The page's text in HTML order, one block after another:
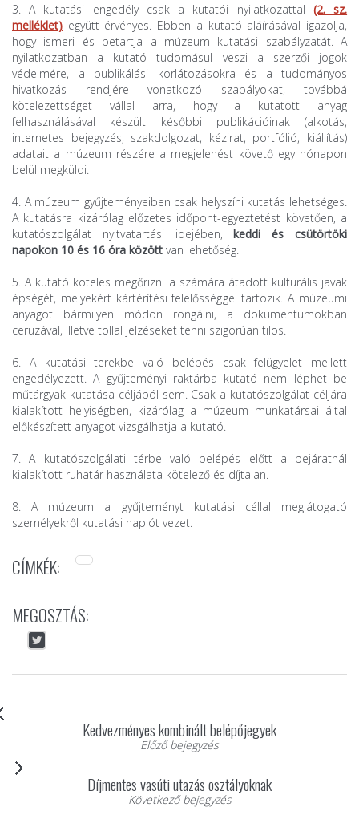
3. A kutatási engedély csak a kutatói nyilatkozattal (2. sz.
melléklet) együtt érvényes. Ebben a kutató aláírásá­val igazolja,
hogy ismeri és betartja a múzeum kutatási szabályzatát. A
nyilatkozatban a kutató tudomásul veszi a szerzői jogok
védelmére, a publikálási korláto­zásokra és a tudományos
hivatkozás rendjére vonatkozó szabályokat, továbbá
kötelezettséget vállal arra, hogy a kutatott anyag
felhasználásával készült későbbi publikációinak (alkotás,
internetes bejegyzés, szakdolgozat, kézirat, portfólió, kiállítás)
adatait a múzeum részére a megjelenést követő egy hónapon
belül megküldi.
4. A múzeum gyűjteményeiben csak helyszíni kutatás lehetséges.
A kutatásra kizárólag előzetes időpont-egyeztetést követően, a
kutatószolgálat nyitvatartási idejében,keddi és csütörtöki
napokon 10 és 16 óra között van lehetőség.
5. A kutató köteles megőrizni a számára átadott kulturális javak
épségét, melyekért kárté­rítési felelősséggel tartozik. A múzeumi
anyagot bármilyen módon rongálni, a dokumentu­mokban
ceruzával, illetve tollal jelzéseket tenni szigorúan tilos.
6. A kutatási terekbe való belépés csak felügyelet mellett
engedélyezett. A gyűjteményi raktárba kutató nem léphet be
műtárgyak kutatása céljából sem. Csak a kutatószolgálat céljára
kialakított helyiségben, kizárólag a múzeum munkatársai által
előkészített anyagot vizsgálhatja a kutató.
7. A kutatószolgálati térbe való belépés előtt a bejáratnál
kialakított ruhatár használata kötele­ző és díjtalan.
8. A múzeum a gyűjteményt kutatási céllal meglátogató
személyekről kutatási naplót vezet.
CÍMKÉK:
MEGOSZTÁS:
Kedvezményes kombinált belépőjegyek
Előző bejegyzés
Díjmentes vasúti utazás osztályoknak
Következő bejegyzés